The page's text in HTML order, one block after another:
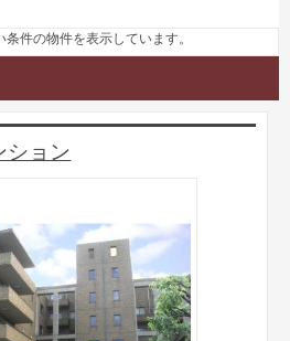
件の物件を表示しています。
ション